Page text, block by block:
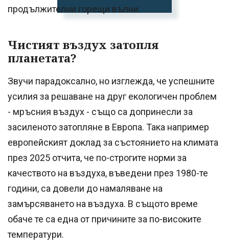
продължителни горещи вълни.
Чистият въздух затопля
планетата?
Звучи парадоксално, но изглежда, че успешните
усилия за решаване на друг екологичен проблем
- мръсния въздух - също са допринесли за
засиленото затопляне в Европа. Така например
европейският доклад за състоянието на климата
през 2025 отчита, че по-строгите норми за
качеството на въздуха, въведени през 1980-те
години, са довели до намаляване на
замърсяването на въздуха. В същото време
обаче те са една от причините за по-високите
температури.